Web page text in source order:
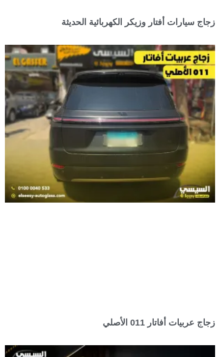
زجاج سيارات أفتار وزيكر الكهربائية الحديثة
زجاج عربيات أفاتار 011 الأصلي